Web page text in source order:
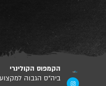
הקמפוס הקולינרי
ביה”ס הגבוה למקצועות